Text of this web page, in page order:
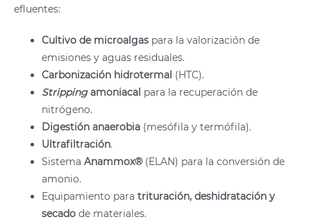
efluentes:
Cultivo de microalgas para la valorización de
emisiones y aguas residuales.
Carbonización hidrotermal (HTC).
Strippingamoniacal para la recuperación de
nitrógeno.
Digestión anaerobia (mesófila y termófila).
Ultrafiltración.
Sistema Anammox®(ELAN) para la conversión de
amonio.
Equipamiento para trituración, deshidratación y
secado de materiales.